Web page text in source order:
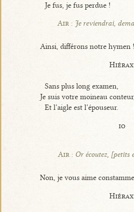
Je fus, je fus perdue !
Air : Je reviendrai,
Ainsi, différons notre hymen !
Hiérax
Sans plus long examen,
Je suis votre moineau conteur,
Et l’aigle est l’épouseur.
io
Air : Or écoutez, [petits
Non, je vous aime
Hiérax